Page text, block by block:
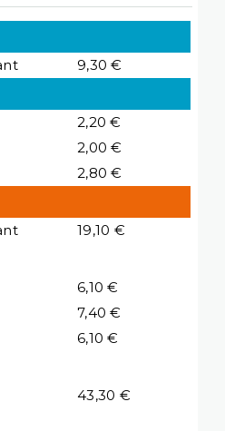
9,30 €
2,20 €
2,00 €
2,80 €
19,10 €
6,10 €
7,40 €
6,10 €
43,30 €